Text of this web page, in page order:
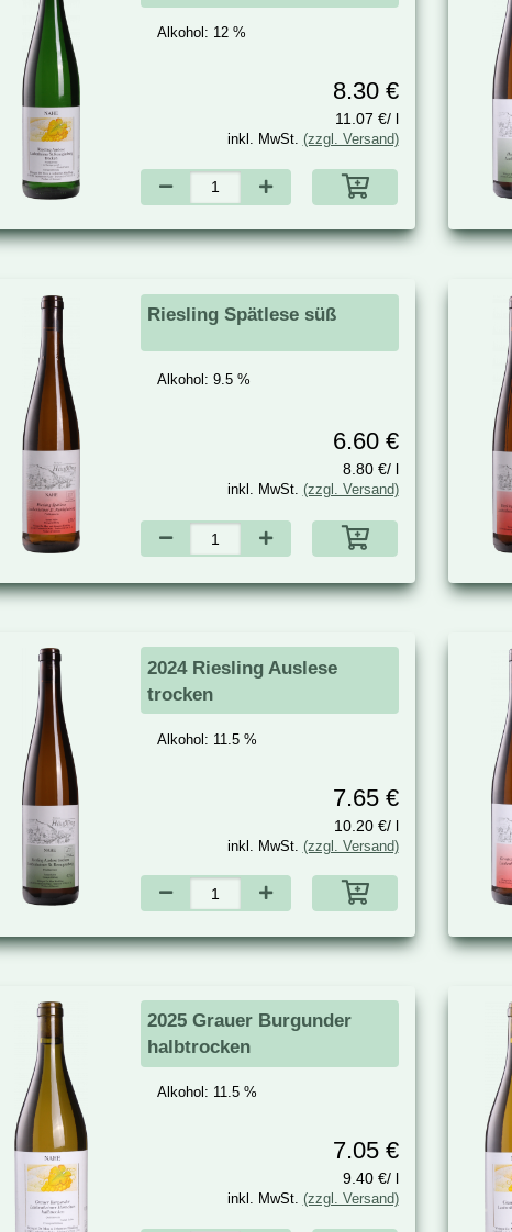
Alkohol: 12 %
8.30 €
11.07 €/ l
inkl. MwSt. (zzgl. Versand)
Riesling Spätlese süß
Alkohol: 9.5 %
6.60 €
8.80 €/ l
inkl. MwSt. (zzgl. Versand)
2024 Riesling Auslese
trocken
Alkohol: 11.5 %
7.65 €
10.20 €/ l
inkl. MwSt. (zzgl. Versand)
2025 Grauer Burgunder
halbtrocken
Alkohol: 11.5 %
7.05 €
9.40 €/ l
inkl. MwSt. (zzgl. Versand)